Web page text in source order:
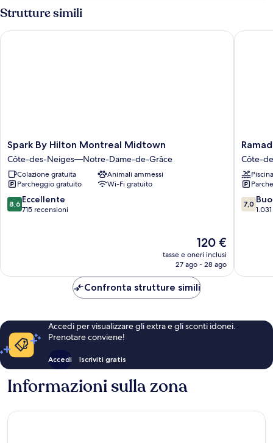
1
letto
queen
Strutture simili
Spark
By
Hilton
Montreal
Midtown
Côte-
des-
Grâce
Spark By Hilton Montreal Midtown
Côte-des-Neiges—Notre-Dame-de-Grâce
Colazione gratuita
Animali ammessi
Parcheggio gratuito
Wi-Fi gratuito
8.6
su
8,6 Eccellente
715 recensioni
Il
prezzo
attuale
120 €
120 €
tasse e oneri inclusi
27 ago - 28 ago
Spark By Hilton Montreal Midtown
Ramada
Plaza
by
Côte-
des-
Grâce
Côte-
Piscina
7.0
su
7,0
Confronta strutture simili
Accedi per visualizzare gli extra e gli sconti idonei.
Prenotare conviene!
Accedi Iscriviti gratis
Informazioni sulla zona